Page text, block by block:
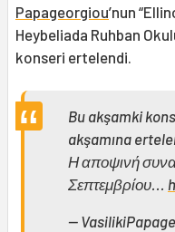
Papageorgiou’nun
Heybeliada Ruhban
konseri ertelendi.
Bu akşamki
akşamına
Η αποψινή
Σεπτεμβρίου...
—